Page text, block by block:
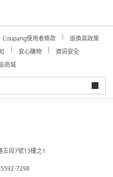
Coupang使用者條款
退換貨政策
安心購物
資訊安全
商城
五段7號13樓之1
7298